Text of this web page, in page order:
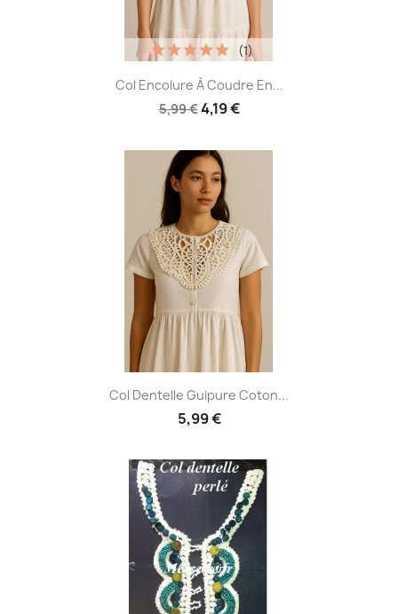
Col Encolure À Coudre En...
5,99 €4,19 €
(1)
Col Dentelle Guipure Coton...
5,99 €